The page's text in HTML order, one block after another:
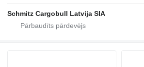
Schmitz Cargobull Latvija SIA